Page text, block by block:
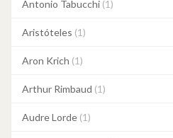
Antonio Tabucchi (1)
Aristóteles (1)
Aron Krich (1)
Arthur Rimbaud (1)
Audre Lorde (1)